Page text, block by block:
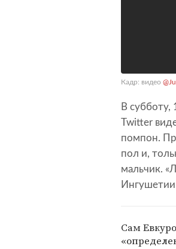
Кадр: видео
В субботу,
Twitter
помпон.
пол и,
мальчик.
Ингушетии
Сам